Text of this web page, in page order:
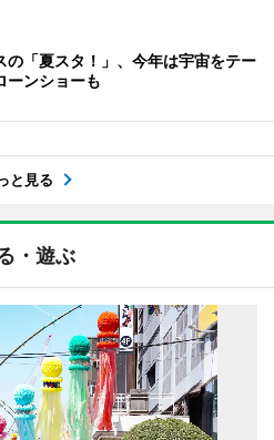
の「夏スタ！」、今年は宇宙をテー
ンショーも
と見る
・遊ぶ